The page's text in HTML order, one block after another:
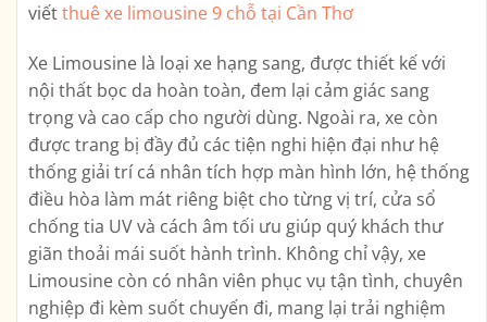
viếtthuê xe limousine 9 chỗ tại Cần Thơ
Xe Limousine là loại xe hạng sang, được thiết kế với
nội thất bọc da hoàn toàn, đem lại cảm giác sang
trọng và cao cấp cho người dùng. Ngoài ra, xe còn
được trang bị đầy đủ các tiện nghi hiện đại như hệ
thống giải trí cá nhân tích hợp màn hình lớn, hệ thống
điều hòa làm mát riêng biệt cho từng vị trí, cửa sổ
chống tia UV và cách âm tối ưu giúp quý khách thư
giãn thoải mái suốt hành trình. Không chỉ vậy, xe
Limousine còn có nhân viên phục vụ tận tình, chuyên
nghiệp đi kèm suốt chuyến đi, mang lại trải nghiệm